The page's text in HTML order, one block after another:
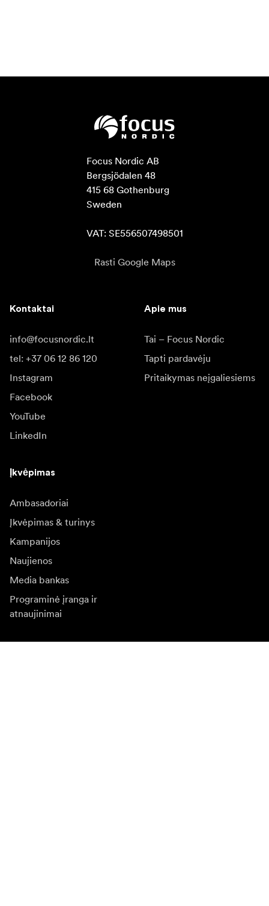
Focus Nordic AB
Bergsjödalen 48
415 68 Gothenburg
Sweden
VAT: SE556507498501
Rasti Google Maps
Kontaktai
info@focusnordic.lt
tel: +37 06 12 86 120
Instagram
Facebook
YouTube
LinkedIn
Apie mus
Tai – Focus Nordic
Tapti pardavėju
Pritaikymas neįgaliesiems
Įkvėpimas
Ambasadoriai
Įkvėpimas & turinys
Kampanijos
Naujienos
Media bankas
Programinė įranga ir
atnaujinimai